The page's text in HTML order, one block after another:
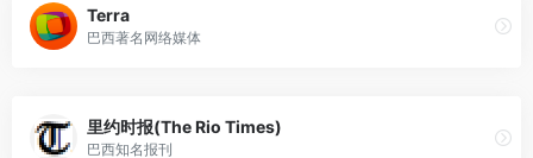
Terra
巴西著名网络媒体
里约时报(The Rio Times)
巴西知名报刊